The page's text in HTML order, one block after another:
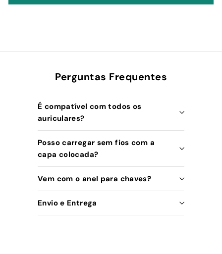
Perguntas Frequentes
É compatível com todos os
auriculares?
Posso carregar sem fios com a
capa colocada?
Vem com o anel para chaves?
Envio e Entrega